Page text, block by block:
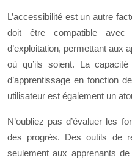
L’accessibilité est un autre
doit être compatible avec
d’exploitation, permettant aux
où qu’ils soient. La capacité
d’apprentissage en fonction
utilisateur est également un
N’oubliez pas d’évaluer les
des progrès. Des outils de
seulement aux apprenants